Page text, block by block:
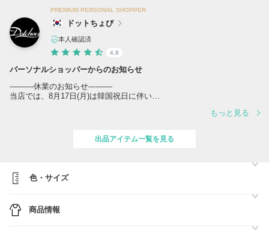
PREMIUM PERSONAL SHOPPER
ドットちょび
本人確認済
4.8
パーソナルショッパーからのお知らせ
----------休業のお知らせ----------
当店では、8月17日(月)は韓国祝日に伴い
また祝日期間中は買付先の出荷/入庫、配送業務が休業となり、配送遅
ご迷惑をお掛けし申し訳ございませんが、
商品入荷確認次第速やかに発送させていただきますので、何卒ご理解い
⇒https://www.buyma.com/buyer/3556134/post/
もっと見る
出品アイテム一覧を見る
色・サイズ
商品情報